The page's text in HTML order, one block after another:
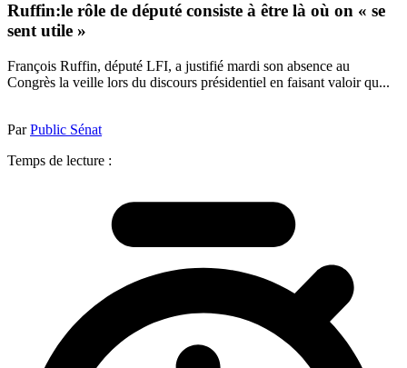
Ruffin:le rôle de député consiste à être là où on « se
sent utile »
François Ruffin, député LFI, a justifié mardi son absence au
Congrès la veille lors du discours présidentiel en faisant valoir qu...
ParPublic Sénat
Temps de lecture :